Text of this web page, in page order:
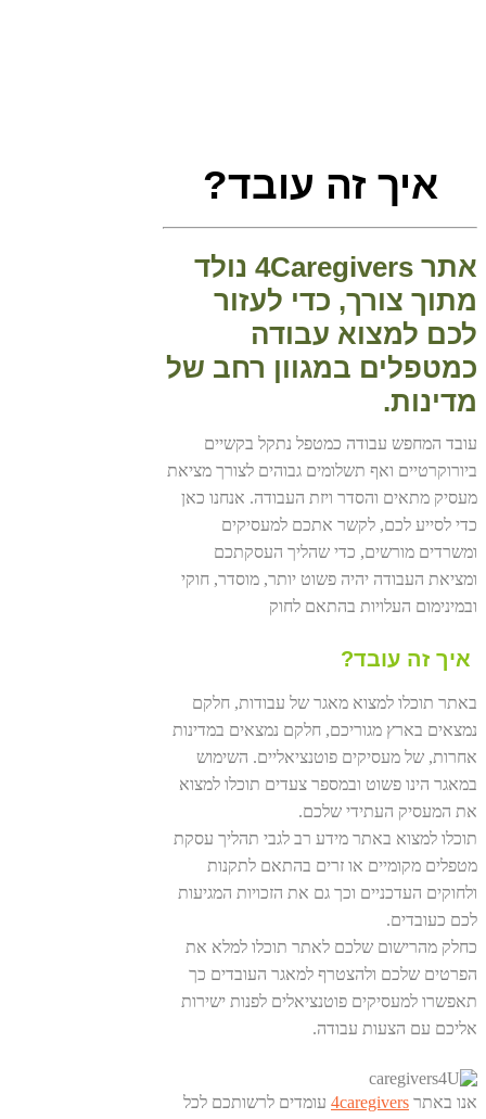
איך זה עובד?
אתר 4Caregivers נולד
מתוך צורך, כדי לעזור
לכם למצוא עבודה
כמטפלים במגוון רחב של
מדינות.
עובד המחפש עבודה כמטפל נתקל בקשיים
ביורוקרטיים ואף תשלומים גבוהים לצורך מציאת
מעסיק מתאים והסדר ויזת העבודה. אנחנו כאן
כדי לסייע לכם, לקשר אתכם למעסיקים
ומשרדים מורשים, כדי שהליך העסקתכם
ומציאת העבודה יהיה פשוט יותר, מוסדר, חוקי
ובמינימום העלויות בהתאם לחוק
איך זה עובד?
באתר תוכלו למצוא מאגר של עבודות, חלקם
נמצאים בארץ מגוריכם, חלקם נמצאים במדינות
אחרות, של מעסיקים פוטנציאליים. השימוש
במאגר הינו פשוט ובמספר צעדים תוכלו למצוא
את המעסיק העתידי שלכם.
תוכלו למצוא באתר מידע רב לגבי תהליך עסקת
מטפלים מקומיים או זרים בהתאם לתקנות
ולחוקים העדכניים וכך גם את הזכויות המגיעות
לכם כעובדים.
כחלק מהרישום שלכם לאתר תוכלו למלא את
הפרטים שלכם ולהצטרף למאגר העובדים כך
תאפשרו למעסיקים פוטנציאלים לפנות ישירות
אליכם עם הצעות עבודה.
אנו באתר 4caregivers עומדים לרשותכם לכל